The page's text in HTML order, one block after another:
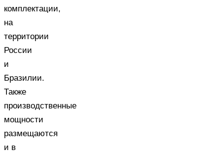
комплектации,
на
территории
России
и
Бразилии.
Также
производственные
мощности
размещаются
и в